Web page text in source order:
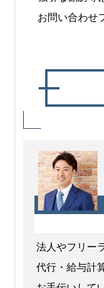
お問い合わせ
法人やフリー
代行・給与計